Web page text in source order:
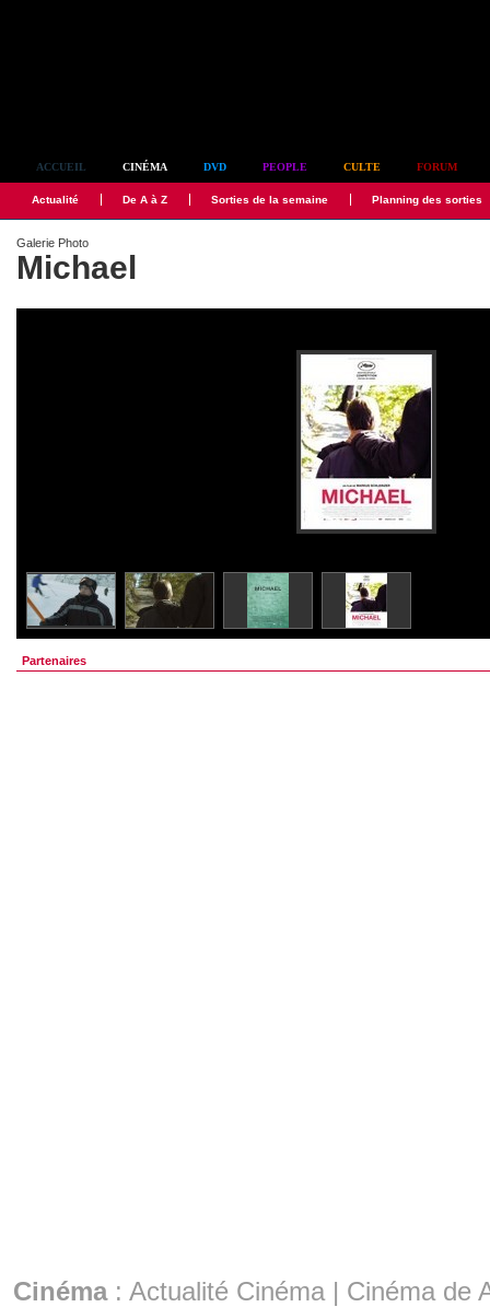
ACCUEIL CINÉMA DVD PEOPLE CULTE FORUM
Actualité De A à Z Sorties de la semaine Planning des sorties
Galerie Photo
Michael
Partenaires
Cinéma: Actualité Cinéma | Cinéma de